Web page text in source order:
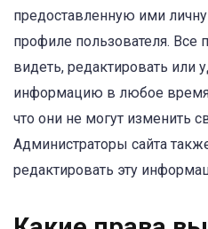
предоставленную ими
профиле пользователя. Все
видеть, редактировать или
информацию в любое время
что они не могут изменить
Администраторы сайта
редактировать эту